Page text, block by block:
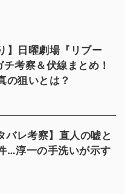
】日曜劇場『リブー
考察＆伏線まとめ！
の狙いとは？
バレ考察】直人の嘘と
…淳一の手洗いが示す